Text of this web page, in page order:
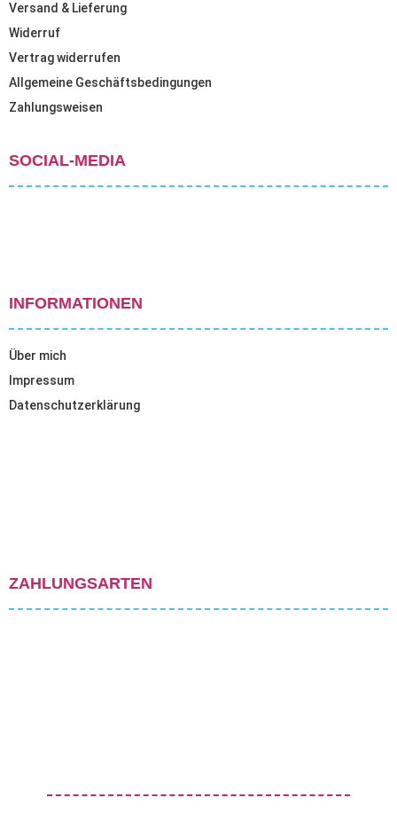
Versand & Lieferung
Widerruf
Vertrag widerrufen
Allgemeine Geschäftsbedingungen
Zahlungsweisen
SOCIAL-MEDIA
INFORMATIONEN
Über mich
Impressum
Datenschutzerklärung
ZAHLUNGSARTEN